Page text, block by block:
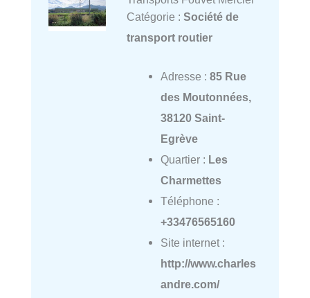
Catégorie : Société de
transport routier
Adresse : 85 Rue
des Moutonnées,
38120 Saint-
Egrève
Quartier : Les
Charmettes
Téléphone :
+33476565160
Site internet :
http://www.charles
andre.com/